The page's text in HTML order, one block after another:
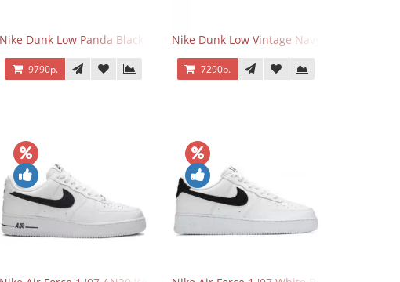
Nike Dunk Low Panda Black White
9790р.
Nike Dunk Low Vintage Navy
7290р.